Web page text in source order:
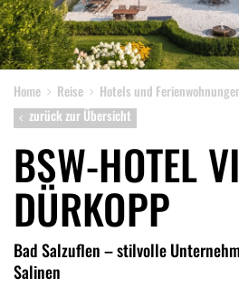
Home Reise
Hotels und
zurück zur Übersicht
BSW-HOTEL
DÜRKOPP
Bad Salzuflen – stilvolle
Salinen